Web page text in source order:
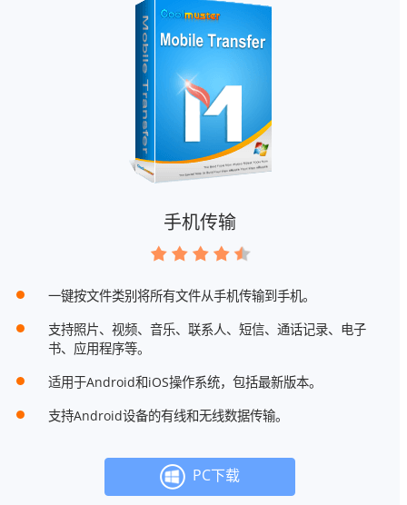
手机传输
一键按文件类别将所有文件从手机传输到手机。
支持照片、视频、音乐、联系人、短信、通话记录、电子
书、应用程序等。
适用于Android和iOS操作系统，包括最新版本。
支持Android设备的有线和无线数据传输。
PC下载